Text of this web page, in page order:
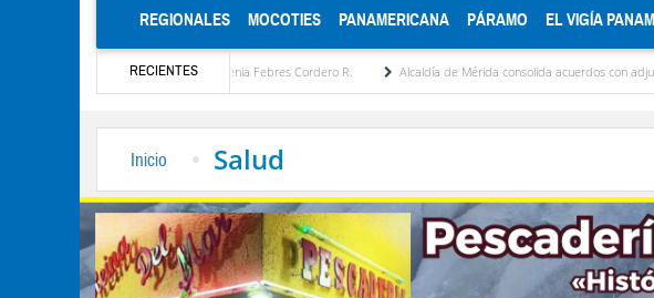
REGIONALES MOCOTIES PANAMERICANA PÁRAMO EL VIGÍA
RECIENTES
por María Eugenia Febres Cordero R. Alcaldía de Mérida consolida acuerdos con adjudicatarios del Mercado
Inicio Salud